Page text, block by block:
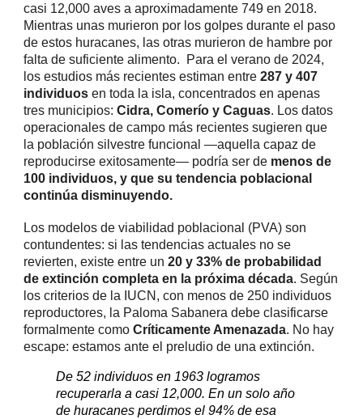
casi 12,000 aves a aproximadamente 749 en 2018.
Mientras unas murieron por los golpes durante el paso
de estos huracanes, las otras murieron de hambre por
falta de suficiente alimento. Para el verano de 2024,
los estudios más recientes estiman entre287 y 407
individuos en toda la isla, concentrados en apenas
tres municipios:Cidra, Comerío y Caguas. Los datos
operacionales de campo más recientes sugieren que
la población silvestre funcional —aquella capaz de
reproducirse exitosamente— podría ser de menos de
100 individuos, y que su tendencia poblacional
continúa disminuyendo.
Los modelos de viabilidad poblacional (PVA) son
contundentes: si las tendencias actuales no se
revierten, existe entre un20 y 33% de probabilidad
de extinción completa en la próxima década. Según
los criterios de la IUCN, con menos de 250 individuos
reproductores, la Paloma Sabanera debe clasificarse
formalmente comoCríticamente Amenazada. No hay
escape: estamos ante el preludio de una extinción.
De 52 individuos en 1963 logramos
recuperarla a casi 12,000. En un solo año
de huracanes perdimos el 94% de esa